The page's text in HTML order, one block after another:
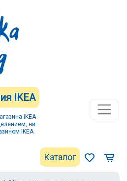
IKEA
IKEA
ни
IKEA
Каталог